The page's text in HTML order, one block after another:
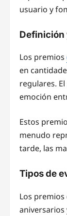
usuario y
Definición
Los premios
en
regulares.
emoción
Estos
menudo
tarde, las
Tipos de
Los
aniversarios